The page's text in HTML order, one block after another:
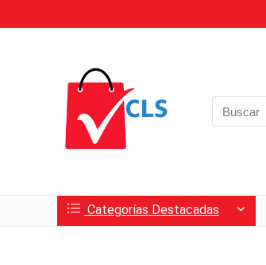
Search
for:
Categorías Destacadas